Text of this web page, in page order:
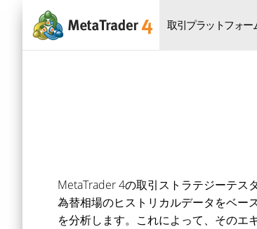
取引プラットフォー
MetaTrader 4の取引ストラテジーテス
為替相場のヒストリカルデータをベー
を分析します。これによって、そのエ